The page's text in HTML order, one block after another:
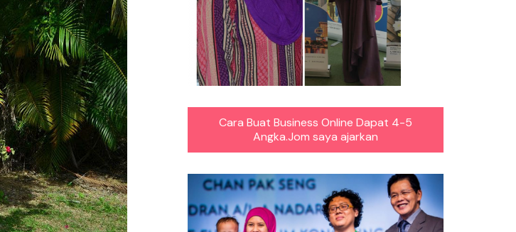
Cara Buat Business Online Dapat 4-5
Angka.Jom saya ajarkan